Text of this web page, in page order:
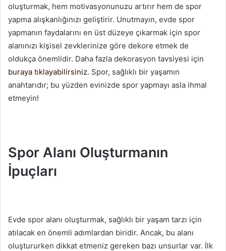
oluşturmak, hem motivasyonunuzu artırır hem de spor
yapma alışkanlığınızı geliştirir. Unutmayın, evde spor
yapmanın faydalarını en üst düzeye çıkarmak için spor
alanınızı kişisel zevklerinize göre dekore etmek de
oldukça önemlidir. Daha fazla dekorasyon tavsiyesi için
buraya tıklayabilirsiniz. Spor, sağlıklı bir yaşamın
anahtarıdır; bu yüzden evinizde spor yapmayı asla ihmal
etmeyin!
Spor Alanı Oluşturmanın
İpuçları
Evde spor alanı oluşturmak, sağlıklı bir yaşam tarzı için
atılacak en önemli adımlardan biridir. Ancak, bu alanı
oluştururken dikkat etmeniz gereken bazı unsurlar var. İlk